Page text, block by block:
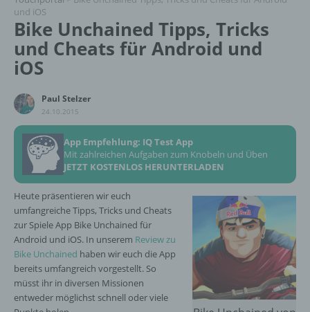
und iOS
Bike Unchained Tipps, Tricks
und Cheats für Android und
iOS
Paul Stelzer
24.10.2015
App Empfehlung: IQ Test App
Mit zahlreichen Aufgaben zum Knobeln und Üben
JETZT KOSTENLOS HERUNTERLADEN
Heute präsentieren wir euch
umfangreiche Tipps, Tricks und Cheats
zur Spiele App Bike Unchained für
Android und iOS. In unserem Review zu
Bike Unchained haben wir euch die App
bereits umfangreich vorgestellt. So
müsst ihr in diversen Missionen
entweder möglichst schnell oder viele